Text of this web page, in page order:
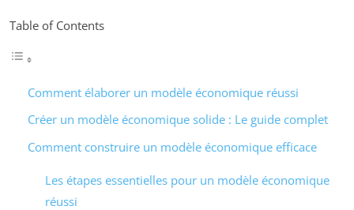
Table of Contents
Comment élaborer un modèle économique réussi
Créer un modèle économique solide : Le guide complet
Comment construire un modèle économique efficace
Les étapes essentielles pour un modèle économique
réussi